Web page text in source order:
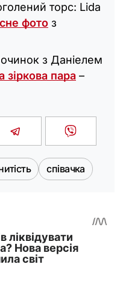
торс: Lida
фото з
з Даніелем
зіркова пара –
співачка